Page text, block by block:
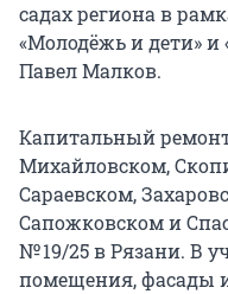
садах региона в
«Молодёжь и дети» и
Павел Малков.
Капитальный
Михайловском,
Сараевском,
Сапожковском и
№ 19/25 в Рязани. В
помещения, фасады